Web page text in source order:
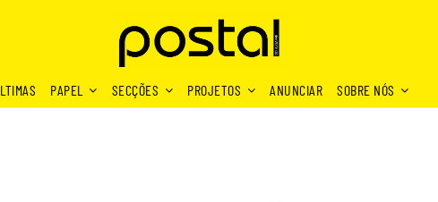
PAPEL SECÇÕES PROJETOS ANUNCIAR SOBRE NÓS